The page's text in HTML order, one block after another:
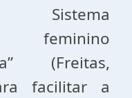
Sistema
(Freitas,
facilitar a